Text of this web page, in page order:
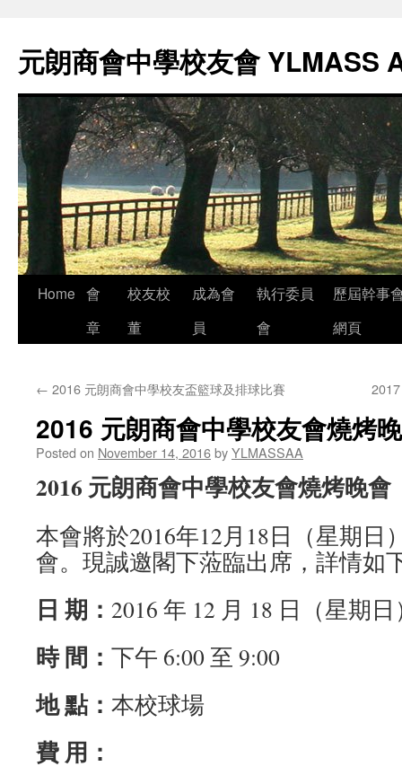
元朗商會中學校友會 YLMASS
Skip
Home 會
章
校友校
董
成為會
員
執行委員
會
歷屆幹事
網頁
← 2016 元朗商會中學校友盃籃球及排球比賽
2016 元朗商會中學校友會燒烤
Posted on November 14, 2016byYLMASSAA
2016 元朗商會中學校友會燒烤晚會
本會將於2016年12月18日（星期日
會。現誠邀閣下蒞臨出席，詳情如
日 期 ： 2016 年 12 月 18 日（星期日
時間 ： 下午 6:00 至 9:00
地點： 本校球場
費用 ：